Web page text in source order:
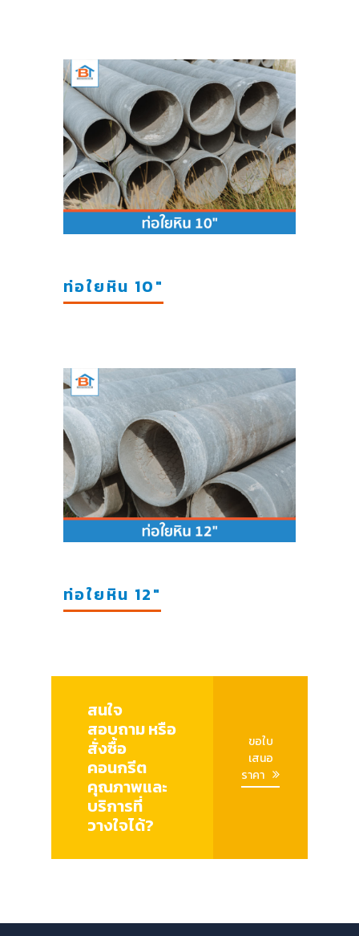
ท่อใยหิน 10"
ท่อใยหิน 12"
สนใจ
สอบถาม หรือ
สั่งซื้อ
คอนกรีต
คุณภาพและ
บริการที่
วางใจได้?
ขอใบ
เสนอ
ราคา